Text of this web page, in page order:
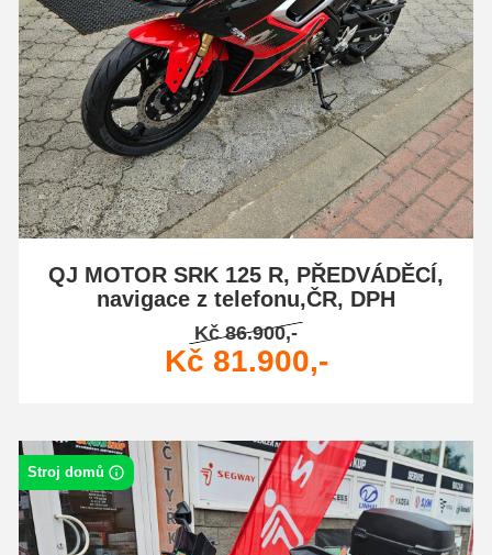
QJ MOTOR SRK 125 R, PŘEDVÁDĚCÍ,
navigace z telefonu,ČR, DPH
Kč 86.900,-
Kč 81.900,-
Stroj domů